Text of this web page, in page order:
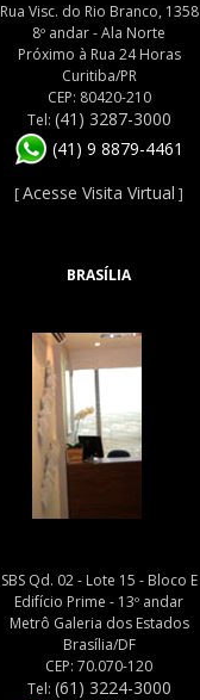
Rua Visc. do Rio Branco, 1358
8º andar - Ala Norte
Próximo à Rua 24 Horas
Curitiba/PR
CEP: 80420-210
Tel: (41) 3287-3000
(41) 9 8879-4461
[Acesse Visita Virtual ]
BRASÍLIA
SBS Qd. 02 - Lote 15 - Bloco E
Edifício Prime - 13º andar
Metrô Galeria dos Estados
Brasília/DF
CEP: 70.070-120
Tel: (61) 3224-3000